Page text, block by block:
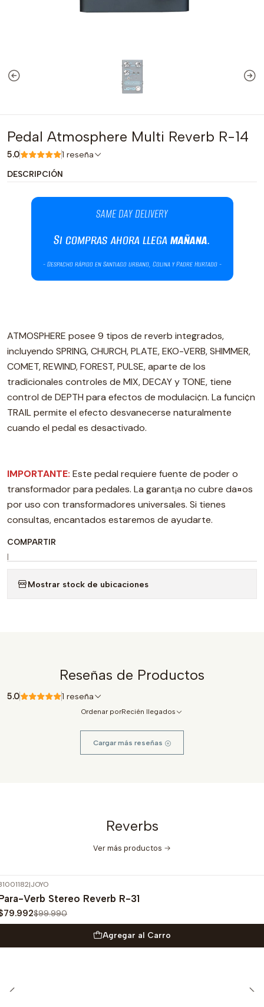
Pedal Atmosphere Multi Reverb R-14
5.0 1 reseña
DESCRIPCIÓN
ATMOSPHERE posee 9 tipos de reverb integrados,
incluyendo SPRING, CHURCH, PLATE, EKO-VERB, SHIMMER,
COMET, REWIND, FOREST, PULSE, aparte de los
tradicionales controles de MIX, DECAY y TONE, tiene
control de DEPTH para efectos de modulaci¢n. La funci¢n
TRAIL permite el efecto desvanecerse naturalmente
cuando el pedal es desactivado.
IMPORTANTE: Este pedal requiere fuente de poder o
transformador para pedales. La garant¡a no cubre da¤os
por uso con transformadores universales. Si tienes
consultas, encantados estaremos de ayudarte.
COMPARTIR
|
Mostrar stock de ubicaciones
Reseñas de Productos
5.0 1 reseña
Ordenar porRecién llegados
Cargar más reseñas
Reverbs
Ver más productos
OFF
|JOYO
Verb Stereo Reverb R-31
$99.990
Agregar al Carro